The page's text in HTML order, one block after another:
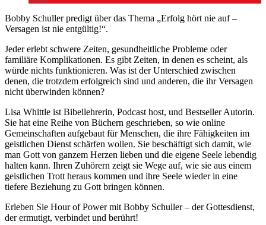
Bobby Schuller predigt über das Thema „Erfolg hört nie auf –
Versagen ist nie entgültig!“.
Jeder erlebt schwere Zeiten, gesundheitliche Probleme oder
familiäre Komplikationen. Es gibt Zeiten, in denen es scheint, als
würde nichts funktionieren. Was ist der Unterschied zwischen
denen, die trotzdem erfolgreich sind und anderen, die ihr Versagen
nicht überwinden können?
Lisa Whittle ist Bibellehrerin, Podcast host, und Bestseller Autorin.
Sie hat eine Reihe von Büchern geschrieben, so wie online
Gemeinschaften aufgebaut für Menschen, die ihre Fähigkeiten im
geistlichen Dienst schärfen wollen. Sie beschäftigt sich damit, wie
man Gott von ganzem Herzen lieben und die eigene Seele lebendig
halten kann. Ihren Zuhörern zeigt sie Wege auf, wie sie aus einem
geistlichen Trott heraus kommen und ihre Seele wieder in eine
tiefere Beziehung zu Gott bringen können.
Erleben Sie Hour of Power mit Bobby Schuller – der Gottesdienst,
der ermutigt, verbindet und berührt!